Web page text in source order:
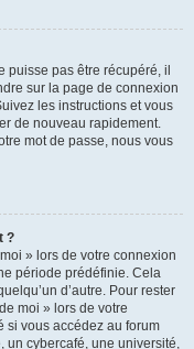
puisse pas être récupéré, il
sur la page de connexion
les instructions et vous
de nouveau rapidement.
mot de passe, nous vous
?
» lors de votre connexion
période prédéfinie. Cela
d’autre. Pour rester
moi » lors de votre
si vous accédez au forum
un cybercafé, une université,